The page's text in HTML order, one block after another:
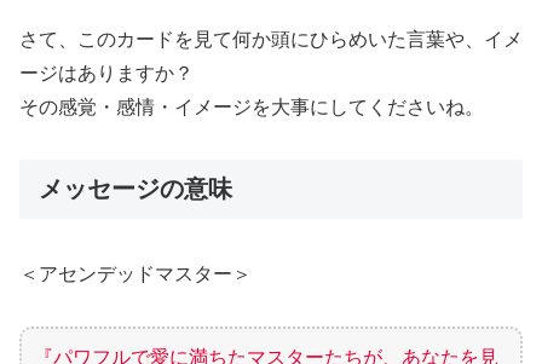
さて、このカードを見て何か頭にひらめいた言葉や、イメ
ージはありますか？
その感覚・感情・イメージを大事にしてくださいね。
メッセージの意味
＜アセンデッドマスター＞
『パワフルで愛に満ちたマスターたちが、あなたを見